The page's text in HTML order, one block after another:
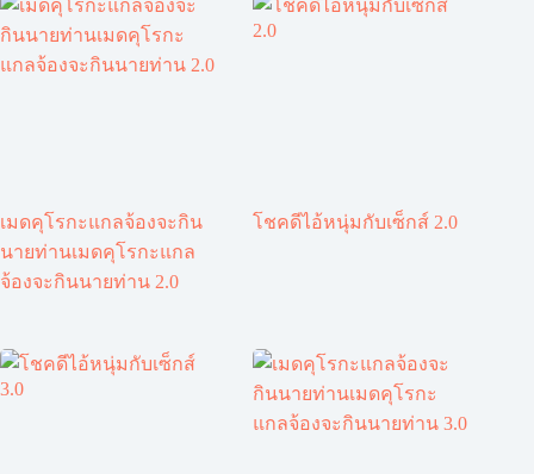
เมดคุโรกะแกลจ้องจะกิน
นายท่านเมดคุโรกะแกล
จ้องจะกินนายท่าน 2.0
โชคดีไอ้หนุ่มกับเซ็กส์ 2.0